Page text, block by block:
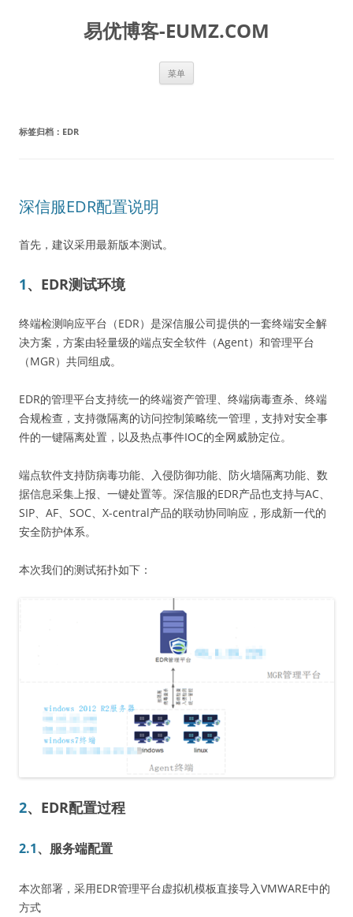
易优博客-EUMZ.COM
菜单
标签归档： EDR
深信服EDR配置说明
首先，建议采用最新版本测试。
1、EDR测试环境
终端检测响应平台（EDR）是深信服公司提供的一套终端安全解
决方案，方案由轻量级的端点安全软件（Agent）和管理平台
（MGR）共同组成。
EDR的管理平台支持统一的终端资产管理、终端病毒查杀、终端
合规检查，支持微隔离的访问控制策略统一管理，支持对安全事
件的一键隔离处置，以及热点事件IOC的全网威胁定位。
端点软件支持防病毒功能、入侵防御功能、防火墙隔离功能、数
据信息采集上报、一键处置等。深信服的EDR产品也支持与AC、
SIP、AF、SOC、X-central产品的联动协同响应，形成新一代的
安全防护体系。
本次我们的测试拓扑如下：
2、EDR配置过程
2.1、服务端配置
本次部署，采用EDR管理平台虚拟机模板直接导入VMWARE中的
方式